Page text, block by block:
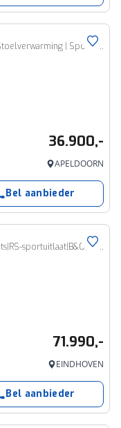
40 TFSI 197pk S-tronic S Line | Matrix LED | Stoelverwarming | Sportonderstel | Navigatie | Climate Control | Cruise Control
36.900,-
APELDOORN
Bel aanbieder
RS 2.5 400pk RS TFSI quattro |stage1|RS- seats|RS-sportuitlaat|B&O|RS spoiler|Magnetic ride|Apple Carplay|carbon int.|Matrix LED|parkeercamera|20" LMV|
71.990,-
EINDHOVEN
Bel aanbieder